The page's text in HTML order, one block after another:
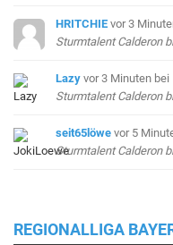
HRITCHIE vor 3
Sturmtalent Calderon
Lazy vor 3 Minuten bei
Sturmtalent Calderon
seit65löwe vor 5
Sturmtalent Calderon
REGIONALLIGA